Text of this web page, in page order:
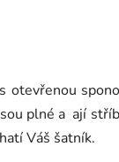
otevřenou
plné a ají
Váš šatník.